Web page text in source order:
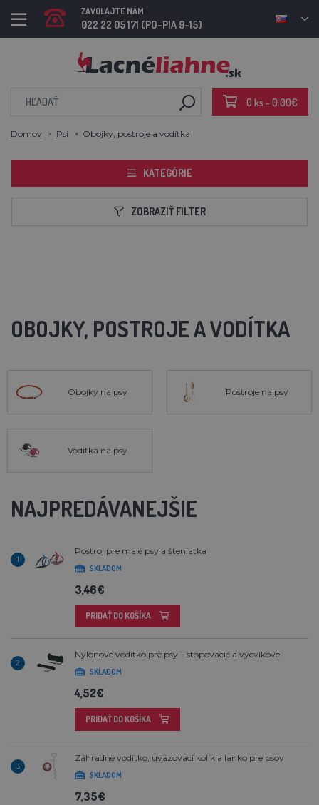
ZAVOLAJTE NÁM
022 22 05 171 (PO-PIA 9-15)
0 ks - 0,00€
Domov Psi Obojky, postroje a vodítka
KATEGÓRIE
ZOBRAZIŤ FILTER
OBOJKY, POSTROJE A VODÍTKA
Obojky na psy Postroje na psy
Vodítka na psy
NAJPREDÁVANEJŠIE
1
Postroj pre malé psy a šteniatka
SKLADOM
3,46€
PRIDAŤ DO KOŠÍKA
2
Nylonové vodítko pre psy – stopovacie a výcvikové
SKLADOM
4,52€
PRIDAŤ DO KOŠÍKA
3
Záhradné vodítko, uväzovací kolík a lanko pre psov
SKLADOM
7,35€